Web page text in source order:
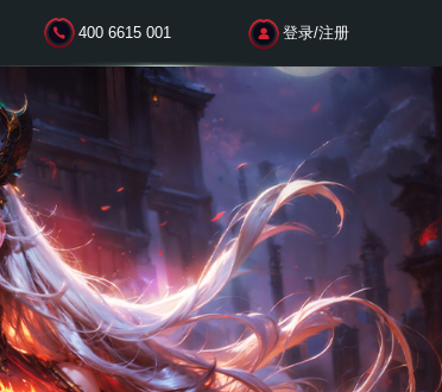
新媒体专业 关于完美